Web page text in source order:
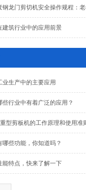
钢龙门剪切机安全操作规程：
建筑行业中的应用前景
业生产中的主要应用
些行业中有着广泛的应用？
型剪板机的工作原理和使用准
哪些功能，你知道吗？
能特点，快来了解一下